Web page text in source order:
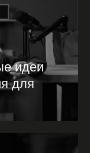
идеи
для